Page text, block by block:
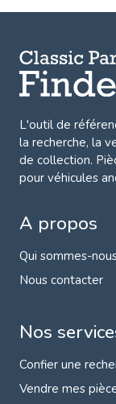
L'outil de
la recherche, la
de collection.
pour véhicules
A propos
Qui sommes-
Nous contacter
Nos
Confier une
Vendre mes